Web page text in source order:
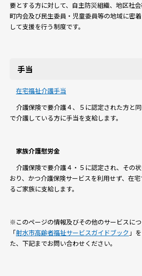
要とする方に対して、自主防災組織、地区社会
町内会及び民生委員・児童委員等の地域に密
して支援を行う制度です。
手当
在宅福祉介護手当
介護保険で要介護４、５に認定された方と
で介護している方に手当を支給します。
家族介護慰労金
介護保険で要介護４・５に認定され、その
おり、かつ介護保険サービスを利用せず、在
るご家族に支給します。
※このページの情報及びその他のサービスにつ
「射水市高齢者福祉サービスガイドブック 」
た、下記までお問い合わせください。